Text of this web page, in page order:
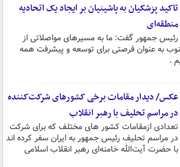
تاکید پزشکیان به پاشینیان بر ایجاد یک اتحادیه
منطقه‌ای
رئیس جمهور گفت: ما به مسیرهای مواصلاتی از
به عنوان فرصتی برای توسعه و پیشرفت همه
.
عکس/ دیدار مقامات برخی کشورهای شرکت‌کننده
در مراسم تحلیف با رهبر انقلاب
تعدادی ازمقامات کشور های مختلف که برای شرکت
در مراسم تحلیف رئیس جمهور به ایران سفر کرده اند
با حضرت آیت‌الله خامنه‌ای رهبر انقلاب اسلامی